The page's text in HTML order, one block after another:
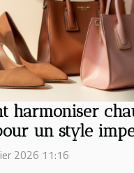
harmoniser
un style
2026 11:16